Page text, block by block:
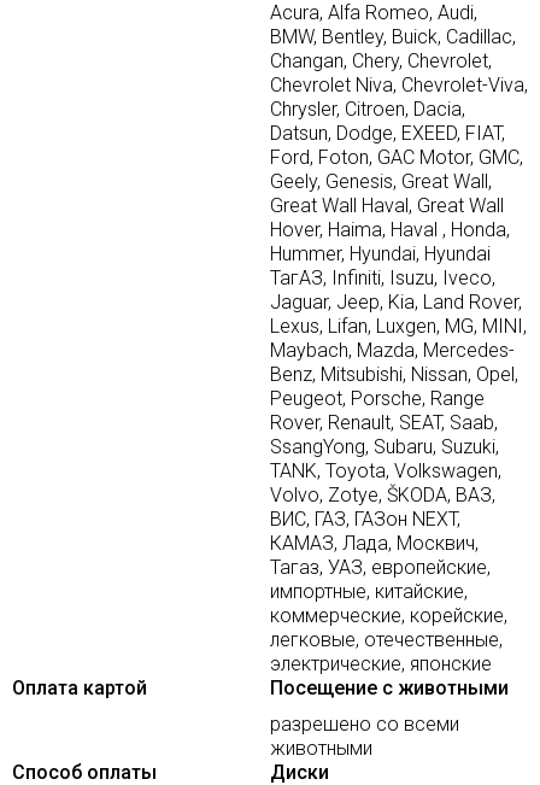
Acura, Alfa Romeo, Audi,
BMW, Bentley, Buick, Cadillac,
Changan, Chery, Chevrolet,
Chevrolet Niva, Chevrolet-Viva,
Chrysler, Citroen, Dacia,
Datsun, Dodge, EXEED, FIAT,
Ford, Foton, GAC Motor, GMC,
Geely, Genesis, Great Wall,
Great Wall Haval, Great Wall
Hover, Haima, Haval , Honda,
Hummer, Hyundai, Hyundai
ТагАЗ, Infiniti, Isuzu, Iveco,
Jaguar, Jeep, Kia, Land Rover,
Lexus, Lifan, Luxgen, MG, MINI,
Maybach, Mazda, Mercedes-
Benz, Mitsubishi, Nissan, Opel,
Peugeot, Porsche, Range
Rover, Renault, SEAT, Saab,
SsangYong, Subaru, Suzuki,
TANK, Toyota, Volkswagen,
Volvo, Zotye, ŠKODA, ВАЗ,
ВИС, ГАЗ, ГАЗон NEXT,
КАМАЗ, Лада, Москвич,
Тагаз, УАЗ, европейские,
импортные, китайские,
коммерческие, корейские,
легковые, отечественные,
электрические, японские
Оплата картой
Посещение с животными
разрешено со всеми
животными
Способ оплаты
Диски